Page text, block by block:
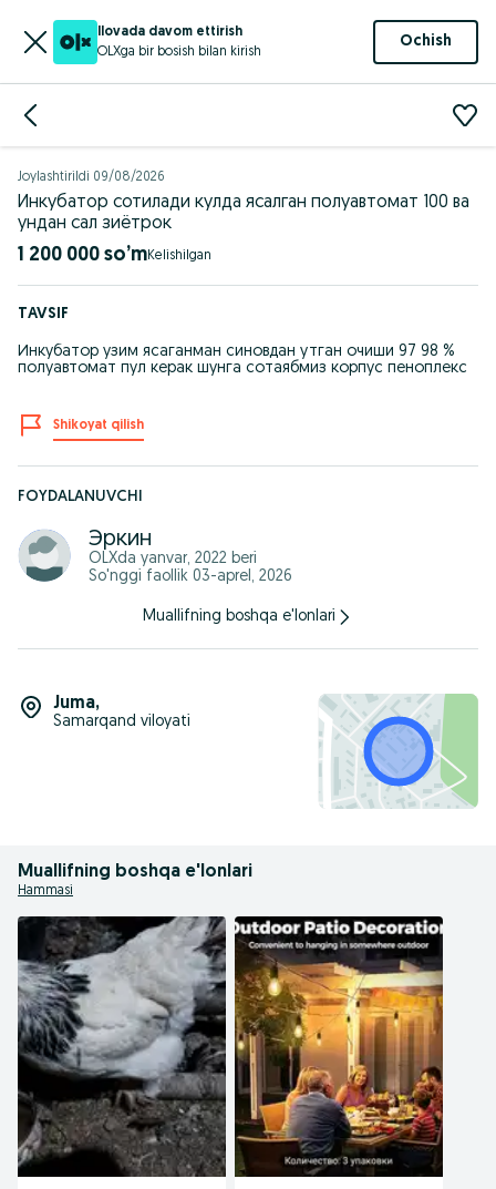
Ilovada davom ettirish
OLXga bir bosish bilan kirish
Ochish
Joylashtirildi 09/08/2026
Инкубатор сотилади кулда ясалган полуавтомат 100 ва
ундан сал зиётрок
1 200 000 so’m
TAVSIF
Инкубатор узим ясаганман синовдан утган очиши 97 98 %
полуавтомат пул керак шунга сотаябмиз корпус пеноплекс
Shikoyat qilish
FOYDALANUVCHI
Эркин
OLXda yanvar, 2022 beri
So'nggi faollik 03-aprel, 2026
Muallifning boshqa e'lonlari
Juma,
Samarqand viloyati
Muallifning boshqa e'lonlari
Hammasi